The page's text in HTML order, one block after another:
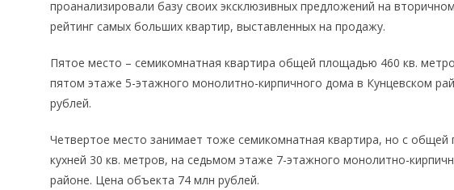
проанализировали базу своих эксклюзивных предложений на
рейтинг самых больших квартир, выставленных на продажу.
Пятое место – семикомнатная квартира общей площадью 460 кв.
пятом этаже 5-этажного монолитно-кирпичного дома в Кунцевском
рублей.
Четвертое место занимает тоже семикомнатная квартира, но с
кухней 30 кв. метров, на седьмом этаже 7-этажного монолитно-
районе. Цена объекта 74 млн рублей.